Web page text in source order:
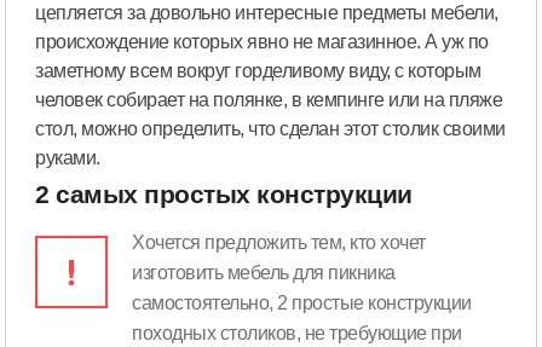
цепляется за довольно интересные предметы мебели,
происхождение которых явно не магазинное. А уж по
заметному всем вокруг горделивому виду, с которым
человек собирает на полянке, в кемпинге или на пляже
стол, можно определить, что сделан этот столик своими
руками.
2 самых простых конструкции
Хочется предложить тем, кто хочет
изготовить мебель для пикника
самостоятельно, 2 простые конструкции
походных столиков, не требующие при